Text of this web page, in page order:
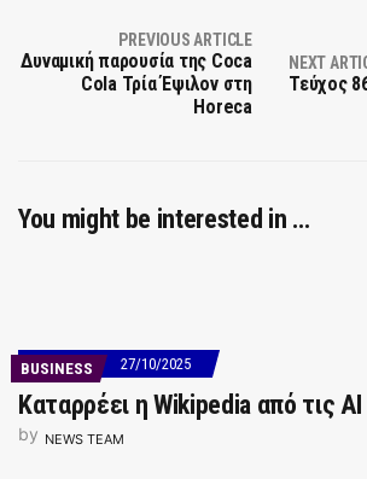
PREVIOUS ARTICLE
Δυναμική παρουσία της Coca
Cola Τρία Έψιλον στη
Horeca
NEXT
Τεύχος
You might be interested in …
BUSINESS 27/10/2025
Καταρρέει η Wikipedia από τις
by NEWS TEAM